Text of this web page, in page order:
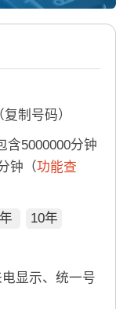
复制号码）
含5000000分钟
钟（功能查
10年
显示、统一号